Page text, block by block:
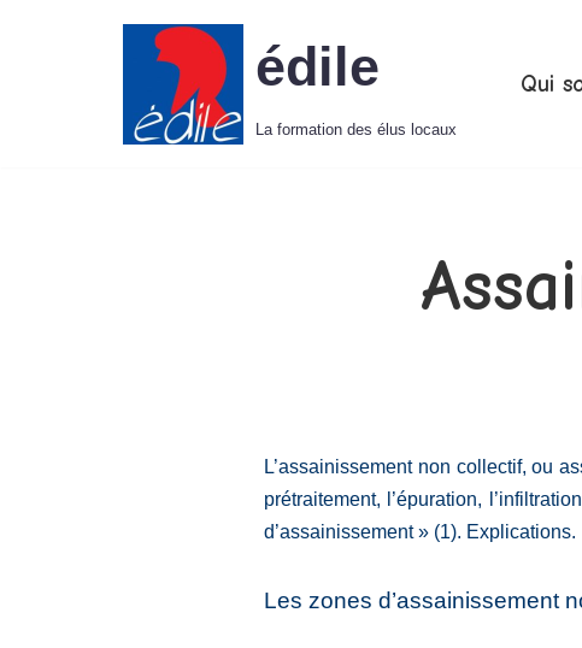
édile
La formation des élus locaux
Qui
L’assainissement non collectif, ou
prétraitement, l’épuration,
d’assainissement » (1). Explications.
Les zones d’assainissement